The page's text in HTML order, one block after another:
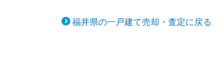
福井県の一戸建て売却・査定に戻る